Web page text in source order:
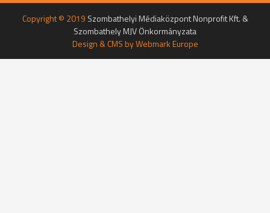
Copyright © 2019 Szombathelyi Médiaközpont Nonprofit Kft. &
Szombathely MJV Önkormányzata
Design & CMS byWebmark Europe